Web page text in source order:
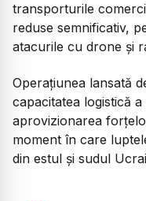
transporturile
reduse semnificativ,
atacurile cu drone și
Operațiunea lansată
capacitatea logistică
aprovizionarea
moment în care
din estul și sudul